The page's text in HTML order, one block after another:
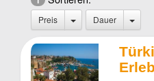
Preis Dauer